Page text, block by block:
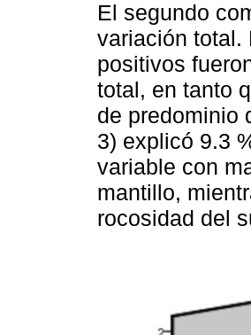
El segundo
variación total.
positivos
total, en tanto
de predominio
3) explicó 9.3
variable con
mantillo,
rocosidad del